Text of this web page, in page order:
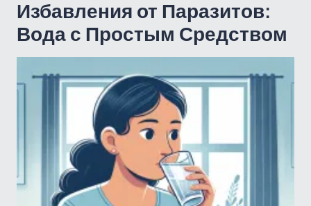
Избавления от Паразитов:
Вода с Простым Средством